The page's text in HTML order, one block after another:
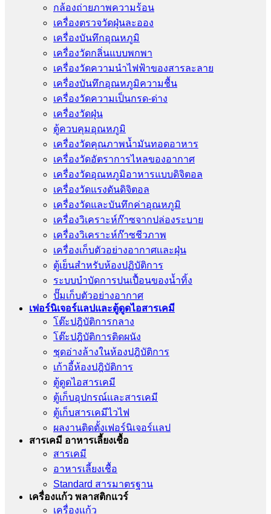
กล้องถ่ายภาพความร้อน
เครื่องตรวจวัดฝุ่นละออง
เครื่องบันทึกอุณหภูมิ
เครื่องวัดกลิ่นแบบพกพา
เครื่องวัดความนําไฟฟ้าของสารละลาย
เครื่องบันทึกอุณหภูมิความชื้น
เครื่องวัดความเป็นกรด-ด่าง
เครื่องวัดฝุ่น
ตู้ควบคุมอุณหภูมิ
เครื่องวัดคุณภาพน้ำมันทอดอาหาร
เครื่องวัดอัตราการไหลของอากาศ
เครื่องวัดอุณหภูมิอาหารแบบดิจิตอล
เครื่องวัดแรงดันดิจิตอล
เครื่องวัดและบันทึกค่าอุณหภูมิ
เครื่องวิเคราะห์ก๊าซจากปล่องระบาย
เครื่องวิเคราะห์ก๊าซชีวภาพ
เครื่องเก็บตัวอย่างอากาศเเละฝุ่น
ตู้เย็นสำหรับห้องปฏิบัติการ
ระบบบำบัดการปนเปื้อนของน้ำทิ้ง
ปั๊มเก็บตัวอย่างอากาศ
เฟอร์นิเจอร์แลปและตู้ดูดไอสารเคมี
โต๊ะปฎิบัติการกลาง
โต๊ะปฎิบัติการติดผนัง
ชุดอ่างล้างในห้องปฎิบัติการ
เก้าอี้ห้องปฎิบัติการ
ตู้ดูดไอสารเคมี
ตู้เก็บอุปกรณ์เเละสารเคมี
ตู้เก็บสารเคมีไวไฟ
ผลงานติดตั้งเฟอร์นิเจอร์เเลป
สารเคมี อาหารเลี้ยงเชื้อ
สารเคมี
อาหารเลี้ยงเชื้อ
Standard สารมาตรฐาน
เครื่องเเก้ว พลาสติกแวร์
เครื่องเเก้ว